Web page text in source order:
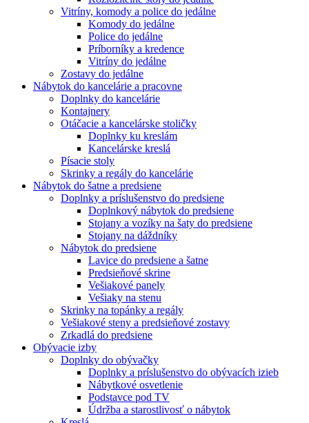
Vitríny, komody a police do jedálne
Komody do jedálne
Police do jedálne
Príborníky a kredence
Vitríny do jedálne
Zostavy do jedálne
Nábytok do kancelárie a pracovne
Doplnky do kancelárie
Kontajnery
Otáčacie a kancelárske stoličky
Doplnky ku kreslám
Kancelárske kreslá
Písacie stoly
Skrinky a regály do kancelárie
Nábytok do šatne a predsiene
Doplnky a príslušenstvo do predsiene
Doplnkový nábytok do predsiene
Stojany a vozíky na šaty do predsiene
Stojany na dáždníky
Nábytok do predsiene
Lavice do predsiene a šatne
Predsieňové skrine
Vešiakové panely
Vešiaky na stenu
Skrinky na topánky a regály
Vešiakové steny a predsieňové zostavy
Zrkadlá do predsiene
Obývacie izby
Doplnky do obývačky
Doplnky a príslušenstvo do obývacích izieb
Nábytkové osvetlenie
Podstavce pod TV
Údržba a starostlivosť o nábytok